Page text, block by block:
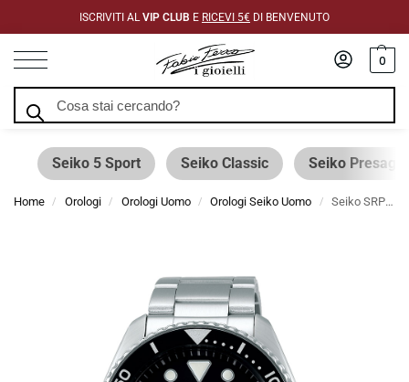
ISCRIVITI AL VIP CLUB E RICEVI 5€ DI BENVENUTO
0
Seiko 5 Sport Seiko Classic Seiko Presage
Home / Orologi / Orologi Uomo / Orologi Seiko Uomo / Seiko SRPD55K1 5 Sport Automatico Nero 42,5 mm